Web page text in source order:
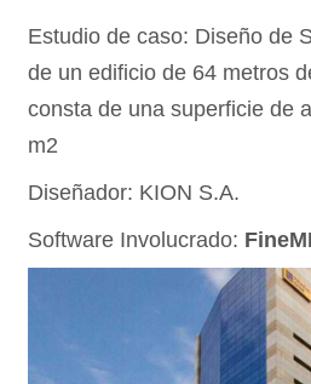
Estudio de caso: Diseño de
de un edificio de 64 metros
consta de una superficie de
m2
Diseñador: KION S.A.
Software Involucrado: